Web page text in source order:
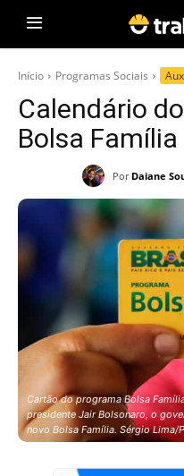
Início Programas Sociais
Calendário
Bolsa Família
Por Daiane
Cartão do programa Bolsa
presidente Jair Bolsonaro, o
novo Bolsa Família. Sérgio Lima/